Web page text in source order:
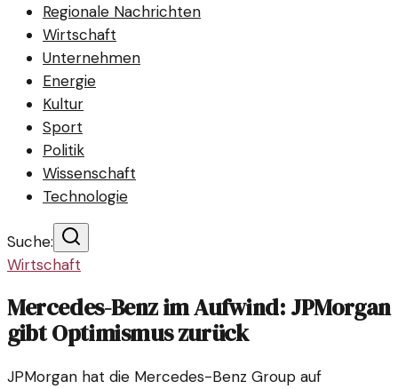
Regionale Nachrichten
Wirtschaft
Unternehmen
Energie
Kultur
Sport
Politik
Wissenschaft
Technologie
Suche:
Wirtschaft
Mercedes-Benz im Aufwind: JPMorgan
gibt Optimismus zurück
JPMorgan hat die Mercedes-Benz Group auf